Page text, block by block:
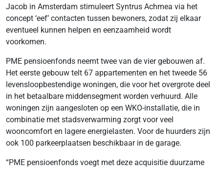
Jacob in Amsterdam stimuleert Syntrus Achmea via het
concept ‘eef’ contacten tussen bewoners, zodat zij elkaar
eventueel kunnen helpen en eenzaamheid wordt
voorkomen.
PME pensioenfonds neemt twee van de vier gebouwen af.
Het eerste gebouw telt 67 appartementen en het tweede 56
levensloopbestendige woningen, die voor het overgrote deel
in het betaalbare middensegment worden verhuurd. Alle
woningen zijn aangesloten op een WKO-installatie, die in
combinatie met stadsverwarming zorgt voor veel
wooncomfort en lagere energielasten. Voor de huurders zijn
ook 100 parkeerplaatsen beschikbaar in de garage.
“PME pensioenfonds voegt met deze acquisitie duurzame